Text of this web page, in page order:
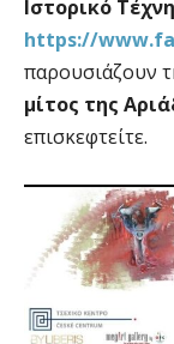
Ιστορικό
https://
παρουσιάζουν
μίτος της
επισκεφτείτε.